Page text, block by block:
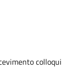
colloqui